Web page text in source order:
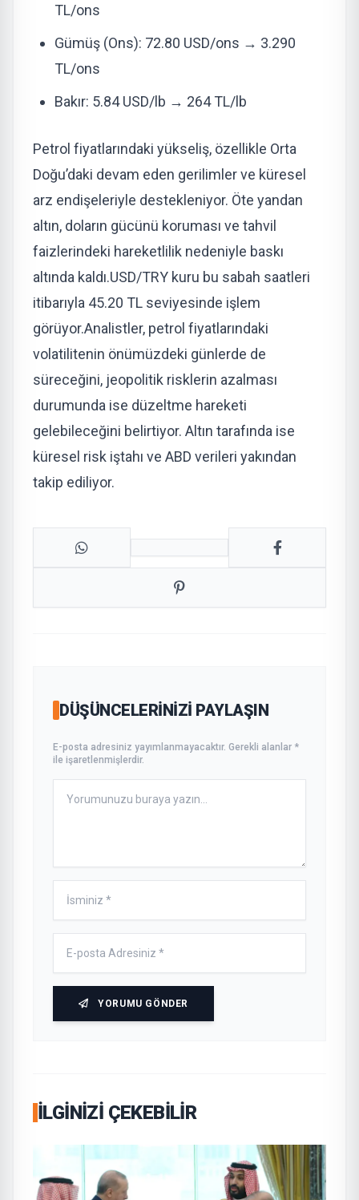
TL/ons
Gümüş (Ons): 72.80 USD/ons → 3.290
TL/ons
Bakır: 5.84 USD/lb → 264 TL/lb
Petrol fiyatlarındaki yükseliş, özellikle Orta
Doğu’daki devam eden gerilimler ve küresel
arz endişeleriyle destekleniyor. Öte yandan
altın, doların gücünü koruması ve tahvil
faizlerindeki hareketlilik nedeniyle baskı
altında kaldı.USD/TRY kuru bu sabah saatleri
itibarıyla 45.20 TL seviyesinde işlem
görüyor.Analistler, petrol fiyatlarındaki
volatilitenin önümüzdeki günlerde de
süreceğini, jeopolitik risklerin azalması
durumunda ise düzeltme hareketi
gelebileceğini belirtiyor. Altın tarafında ise
küresel risk iştahı ve ABD verileri yakından
takip ediliyor.
DÜŞÜNCELERINIZI PAYLAŞIN
E-posta adresiniz yayımlanmayacaktır. Gerekli alanlar *
ile işaretlenmişlerdir.
YORUMU GÖNDER
İLGINIZI ÇEKEBILIR